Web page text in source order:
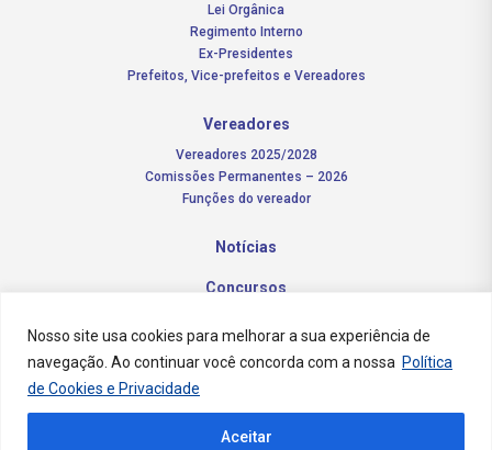
Nosso site usa cookies para melhorar a sua experiência de
navegação. Ao continuar você concorda com a nossa Política
de Cookies e Privacidade
Aceitar
Lei Orgânica
Regimento Interno
Ex-Presidentes
Prefeitos, Vice-prefeitos e Vereadores
Vereadores
Vereadores 2025/2028
Comissões Permanentes – 2026
Funções do vereador
Notícias
Concursos
Transparência Pública
Contato